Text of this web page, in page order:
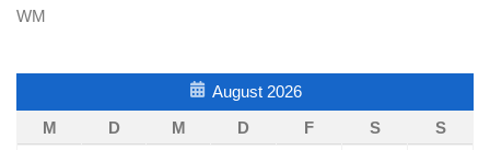
WM
August 2026
M
D M D F S
S